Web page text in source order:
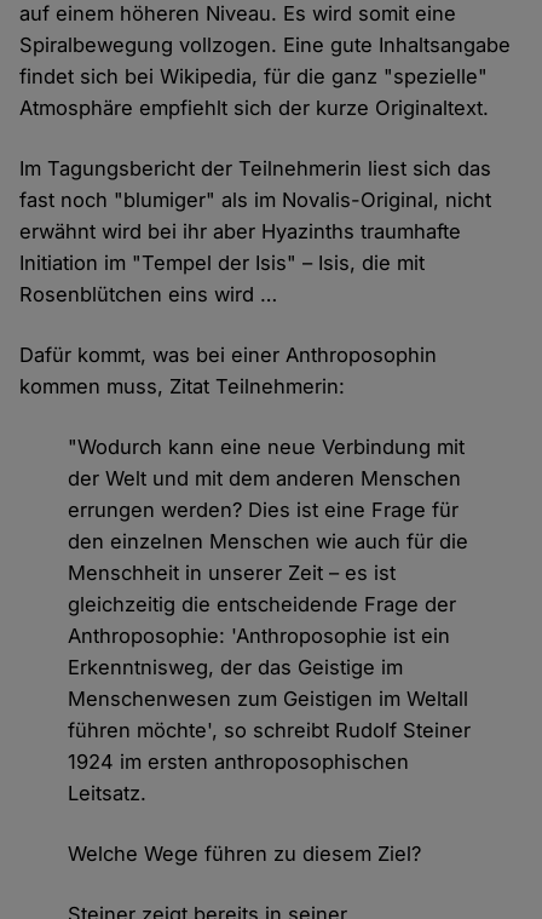
auf einem höheren Niveau. Es wird somit eine
Spiralbewegung vollzogen. Eine gute Inhaltsangabe
findet sich bei Wikipedia, für die ganz "spezielle"
Atmosphäre empfiehlt sich der kurze Originaltext.
Im Tagungsbericht der Teilnehmerin liest sich das
fast noch "blumiger" als im Novalis-Original, nicht
erwähnt wird bei ihr aber Hyazinths traumhafte
Initiation im "Tempel der Isis" – Isis, die mit
Rosenblütchen eins wird …
Dafür kommt, was bei einer Anthroposophin
kommen muss, Zitat Teilnehmerin:
"Wodurch kann eine neue Verbindung mit
der Welt und mit dem anderen Menschen
errungen werden? Dies ist eine Frage für
den einzelnen Menschen wie auch für die
Menschheit in unserer Zeit – es ist
gleichzeitig die entscheidende Frage der
Anthroposophie: 'Anthroposophie ist ein
Erkenntnisweg, der das Geistige im
Menschenwesen zum Geistigen im Weltall
führen möchte', so schreibt Rudolf Steiner
1924 im ersten anthroposophischen
Leitsatz.
Welche Wege führen zu diesem Ziel?